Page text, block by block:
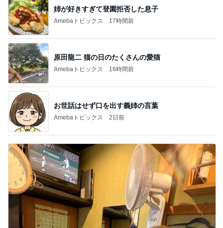
姉が好きすぎて登園拒否した息子
Amebaトピックス 17時間前
原田龍二 猫の日のたくさんの愛猫
Amebaトピックス 16時間前
お世話はせず口を出す義姉の言葉
Amebaトピックス 2日前